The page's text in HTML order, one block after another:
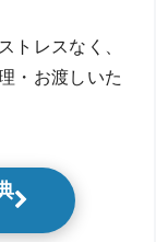
トレスなく、
・お渡しいた